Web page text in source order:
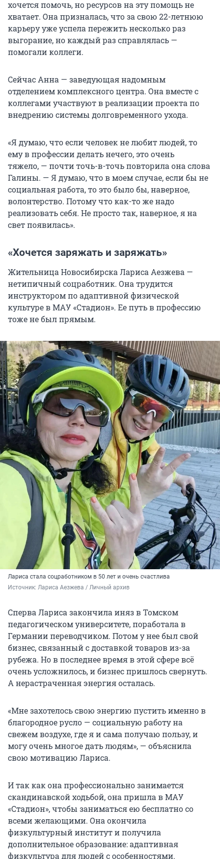
хочется помочь, но ресурсов на эту помощь не
хватает. Она призналась, что за свою 22-летнюю
карьеру уже успела пережить несколько раз
выгорание, но каждый раз справлялась —
помогали коллеги.
Сейчас Анна — заведующая надомным
отделением комплексного центра. Она вместе с
коллегами участвуют в реализации проекта по
внедрению системы долговременного ухода.
«Я думаю, что если человек не любит людей, то
ему в профессии делать нечего, это очень
тяжело, — почти точь-в-точь повторила она слова
Галины. — Я думаю, что в моем случае, если бы не
социальная работа, то это было бы, наверное,
волонтерство. Потому что как-то же надо
реализовать себя. Не просто так, наверное, я на
свет появилась».
«Хочется заряжать и заряжать»
Жительница Новосибирска Лариса Аезжева —
нетипичный соцработник. Она трудится
инструктором по адаптивной физической
культуре в МАУ «Стадион». Ее путь в профессию
тоже не был прямым.
Лариса стала соцработником в 50 лет и очень счастлива
Источник: Лариса Аезжева / Личный архив
Сперва Лариса закончила иняз в Томском
педагогическом университете, поработала в
Германии переводчиком. Потом у нее был свой
бизнес, связанный с доставкой товаров из-за
рубежа. Но в последнее время в этой сфере всё
очень усложнилось, и бизнес пришлось свернуть.
А нерастраченная энергия осталась.
«Мне захотелось свою энергию пустить именно в
благородное русло — социальную работу на
свежем воздухе, где я и сама получаю пользу, и
могу очень многое дать людям», — объяснила
свою мотивацию Лариса.
И так как она профессионально занимается
скандинавской ходьбой, она пришла в МАУ
«Стадион», чтобы заниматься ею бесплатно со
всеми желающими. Она окончила
физкультурный институт и получила
дополнительное образование: адаптивная
физкультура для людей с особенностями.